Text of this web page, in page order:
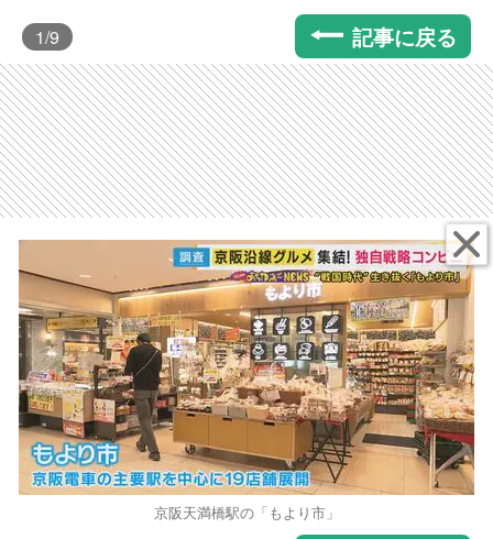
1/9 記事に戻る
京阪天満橋駅の「もより市」